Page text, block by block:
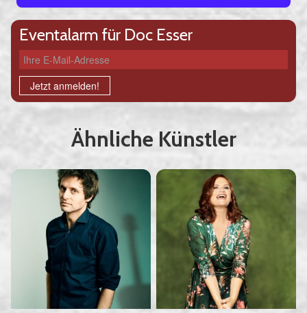
Eventalarm für Doc Esser
Ihre E-Mail-Adresse
Jetzt anmelden!
Ähnliche Künstler